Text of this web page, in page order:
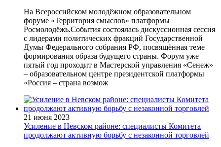
На Всероссийском молодёжном образовательном
форуме «Территория смыслов» платформы
Росмолодёжь.События состоялась дискуссионная сессия
с лидерами политических фракций Государственной
Думы Федерального собрания РФ, посвящённая теме
формирования образа будущего страны. Форум уже
пятый год проходит в Мастерской управления «Сенеж»
– образовательном центре президентской платформы
«Россия – страна возмож
21 июня 2023
Усиление в Невском районе: специалисты Комитета
продолжают активную борьбу с незаконной торговлей